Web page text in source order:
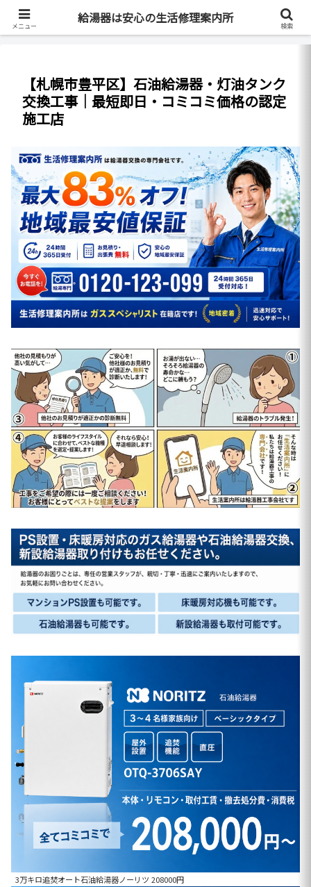
最短即日・全国対応・最大83%OFF
【札幌市豊平区】石油給湯器・灯油タンク
交換工事｜最短即日・コミコミ価格の認定
施工店
3万キロ追焚オート石油給湯器ノーリツ 208000円
メニュー
給湯器は安心の生活修理案内所
検索